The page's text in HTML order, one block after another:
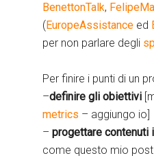
BenettonTalk,
( EuropeAssistance ed
per non parlare degli
Per finire i punti di un
–definire gli obiettivi
metrics – aggiungo io]
–progettare contenuti
come questo mio